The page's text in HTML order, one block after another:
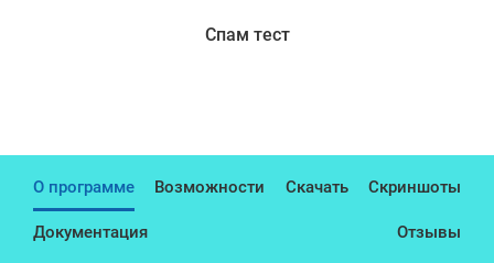
Спам тест
О программе Возможности Скачать Скриншоты
Документация Отзывы